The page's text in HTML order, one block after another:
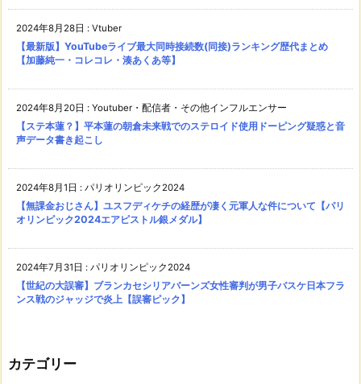
2024年8月28日 : Vtuber
【最新版】YouTubeライブ最大同時接続数(同接)ランキング歴代まとめ
【加藤純一・コレコレ・湊あくあ等】
2024年8月20日 : Youtuber・配信者・その他インフルエンサー
【ステ本蓮？】平本蓮の朝倉未来戦でのステロイド使用ドーピング疑惑と音
声データ書き起こし
2024年8月1日 : パリオリンピック2024
【無課金おじさん】ユスフディケチの経歴が凄く元軍人な件について【パリ
オリンピック2024エアピストル銀メダル】
2024年7月31日 : パリオリンピック2024
【世紀の大誤審】ブランカセシリアバーンズ女性審判が男子バスケ日本フラ
ンス戦のジャッジで炎上【誤審ピック】
カテゴリー